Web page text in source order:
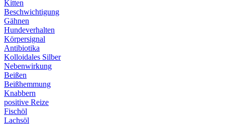
Kitten
Beschwichtigung
Gähnen
Hundeverhalten
Körpersignal
Antibiotika
Kolloidales Silber
Nebenwirkung
Beißen
Beißhemmung
Knabbern
positive Reize
Fischöl
Lachsöl